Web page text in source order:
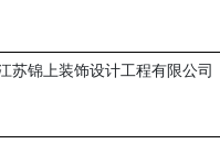
苏锦上装饰设计工程有限公司